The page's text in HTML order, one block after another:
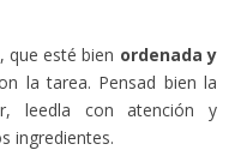
, que esté bien ordenada y
la tarea. Pensad bien la
leedla con atención y
ingredientes.